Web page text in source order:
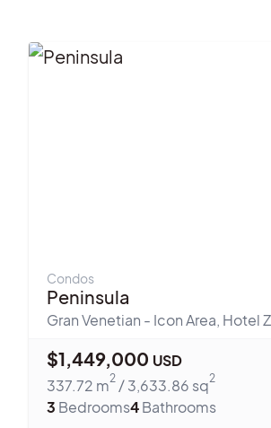
Condos
Peninsula
Gran Venetian - Icon Area, Hotel
$1,449,000 USD
337.72 m2 /3,633.86 sq2
3 Bedrooms4Bathrooms